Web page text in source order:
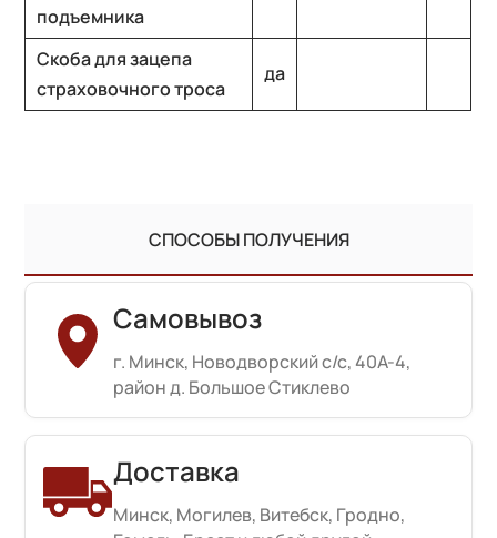
подъемника
Скоба для зацепа
страховочного троса
да
СПОСОБЫ ПОЛУЧЕНИЯ
Самовывоз
г. Минск, Новодворский с/с, 40А-4,
район д. Большое Стиклево
Доставка
Минск, Могилев, Витебск, Гродно,